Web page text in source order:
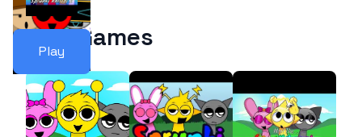
Play
More Games